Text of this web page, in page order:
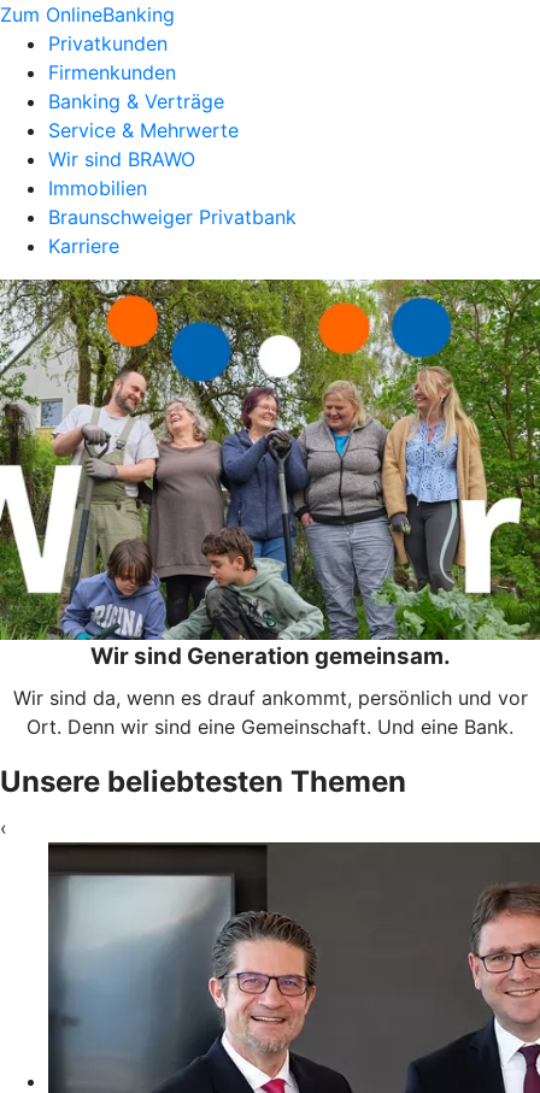
Zum OnlineBanking
Privatkunden
Firmenkunden
Banking & Verträge
Service & Mehrwerte
Wir sind BRAWO
Immobilien
Braunschweiger Privatbank
Karriere
Wir sind Generation gemeinsam.
Wir sind da, wenn es drauf ankommt, persönlich und vor
Ort. Denn wir sind eine Gemeinschaft. Und eine Bank.
Unsere beliebtesten Themen
‹